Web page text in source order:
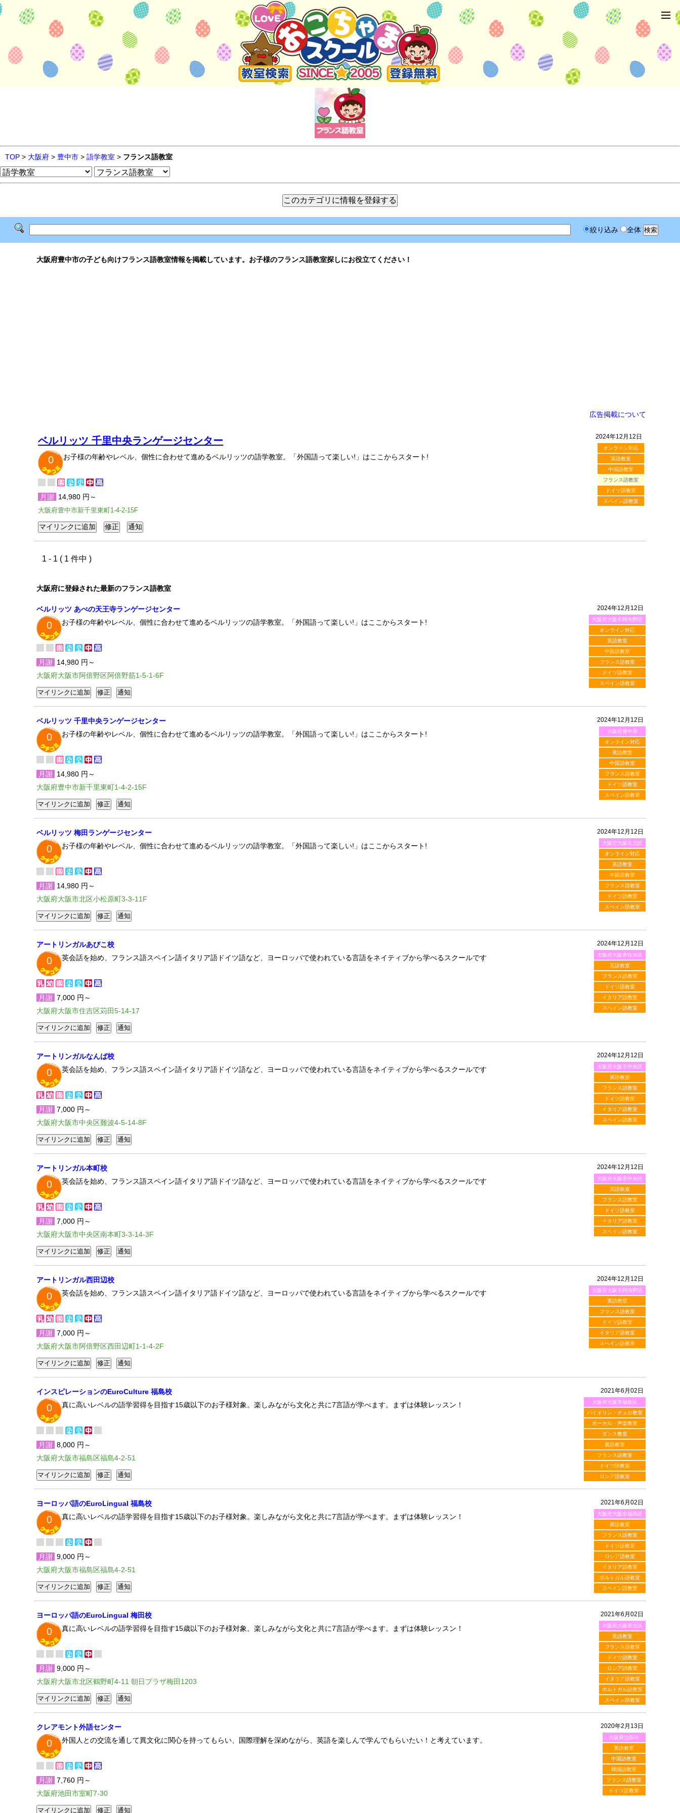
TOP > 大阪府 > 豊中市 > 語学教室 > フランス語教室
絞り込み 全体
大阪府豊中市の子ども向けフランス語教室情報を掲載しています。お子様のフランス語教室探しにお役立てください！
広告掲載について
2024年12月12日
オンライン対応
英語教室
中国語教室
フランス語教室
ドイツ語教室
スペイン語教室
ベルリッツ 千里中央ランゲージセンター
0
お子様の年齢やレベル、個性に合わせて進めるベルリッツの語学教室。「外国語って楽しい!」はここからスタート!
月謝 14,980 円～
大阪府豊中市新千里東町1-4-2-15F
1 - 1 ( 1 件中 )
大阪府に登録された最新のフランス語教室
2024年12月12日
大阪府大阪市阿倍野区
オンライン対応
英語教室
中国語教室
フランス語教室
ドイツ語教室
スペイン語教室
ベルリッツ あべの天王寺ランゲージセンター
0 お子様の年齢やレベル、個性に合わせて進めるベルリッツの語学教室。「外国語って楽しい!」はここからスタート!
月謝 14,980 円～
大阪府大阪市阿倍野区阿倍野筋1-5-1-6F
2024年12月12日
大阪府豊中市
オンライン対応
英語教室
中国語教室
フランス語教室
ドイツ語教室
スペイン語教室
ベルリッツ 千里中央ランゲージセンター
0 お子様の年齢やレベル、個性に合わせて進めるベルリッツの語学教室。「外国語って楽しい!」はここからスタート!
月謝 14,980 円～
大阪府豊中市新千里東町1-4-2-15F
2024年12月12日
大阪府大阪市北区
オンライン対応
英語教室
中国語教室
フランス語教室
ドイツ語教室
スペイン語教室
ベルリッツ 梅田ランゲージセンター
0 お子様の年齢やレベル、個性に合わせて進めるベルリッツの語学教室。「外国語って楽しい!」はここからスタート!
月謝 14,980 円～
大阪府大阪市北区小松原町3-3-11F
2024年12月12日
大阪府大阪市住吉区
英語教室
フランス語教室
ドイツ語教室
イタリア語教室
スペイン語教室
アートリンガルあびこ校
0 英会話を始め、フランス語スペイン語イタリア語ドイツ語など、ヨーロッパで使われている言語をネイティブから学べるスクールです
月謝 7,000 円～
大阪府大阪市住吉区苅田5-14-17
2024年12月12日
大阪府大阪市中央区
英語教室
フランス語教室
ドイツ語教室
イタリア語教室
スペイン語教室
アートリンガルなんば校
0 英会話を始め、フランス語スペイン語イタリア語ドイツ語など、ヨーロッパで使われている言語をネイティブから学べるスクールです
月謝 7,000 円～
大阪府大阪市中央区難波4-5-14-8F
2024年12月12日
大阪府大阪市中央区
英語教室
フランス語教室
ドイツ語教室
イタリア語教室
スペイン語教室
アートリンガル本町校
0 英会話を始め、フランス語スペイン語イタリア語ドイツ語など、ヨーロッパで使われている言語をネイティブから学べるスクールです
月謝 7,000 円～
大阪府大阪市中央区南本町3-3-14-3F
2024年12月12日
大阪府大阪市阿倍野区
英語教室
フランス語教室
ドイツ語教室
イタリア語教室
スペイン語教室
アートリンガル西田辺校
0 英会話を始め、フランス語スペイン語イタリア語ドイツ語など、ヨーロッパで使われている言語をネイティブから学べるスクールです
月謝 7,000 円～
大阪府大阪市阿倍野区西田辺町1-1-4-2F
2021年6月02日
大阪府大阪市福島区
バイオリン・チェロ教室
ボーカル・声楽教室
ダンス教室
英語教室
フランス語教室
ドイツ語教室
ロシア語教室
インスピレーションのEuroCulture 福島校
0 真に高いレベルの語学習得を目指す15歳以下のお子様対象。楽しみながら文化と共に7言語が学べます。まずは体験レッスン！
月謝 8,000 円～
大阪府大阪市福島区福島4-2-51
2021年6月02日
大阪府大阪市福島区
英語教室
フランス語教室
ドイツ語教室
ロシア語教室
イタリア語教室
ポルトガル語教室
スペイン語教室
ヨーロッパ語のEuroLingual 福島校
0 真に高いレベルの語学習得を目指す15歳以下のお子様対象。楽しみながら文化と共に7言語が学べます。まずは体験レッスン！
月謝 9,000 円～
大阪府大阪市福島区福島4-2-51
2021年6月02日
大阪府大阪市北区
英語教室
フランス語教室
ドイツ語教室
ロシア語教室
イタリア語教室
ポルトガル語教室
スペイン語教室
ヨーロッパ語のEuroLingual 梅田校
0 真に高いレベルの語学習得を目指す15歳以下のお子様対象。楽しみながら文化と共に7言語が学べます。まずは体験レッスン！
月謝 9,000 円～
大阪府大阪市北区鶴野町4-11 朝日プラザ梅田1203
2020年2月13日
大阪府池田市
英語教室
中国語教室
韓国語教室
フランス語教室
ドイツ語教室
クレアモント外語センター
0 外国人との交流を通して異文化に関心を持ってもらい、国際理解を深めながら、英語を楽しんで学んでもらいたい！と考えています。
月謝 7,760 円～
大阪府池田市室町7-30